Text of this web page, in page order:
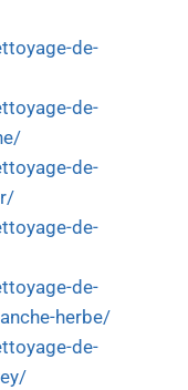
de-
de-
de-
de-
de-
herbe/
de-